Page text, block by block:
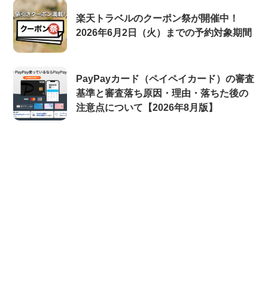
楽天トラベルのクーポン祭が開催中！
2026年6月2日（火）までの予約対象期間
PayPayカード（ペイペイカード）の審査
基準と審査落ち原因・理由・落ちた後の
注意点について【2026年8月版】